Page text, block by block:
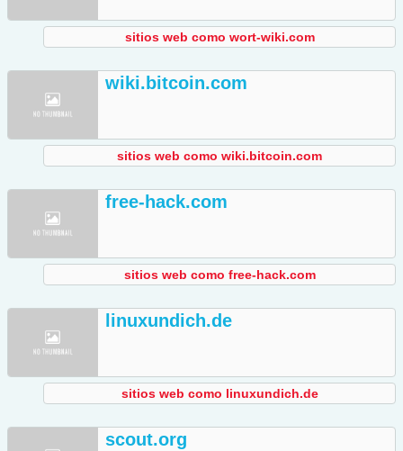
sitios web como wort-wiki.com
wiki.bitcoin.com
sitios web como wiki.bitcoin.com
free-hack.com
sitios web como free-hack.com
linuxundich.de
sitios web como linuxundich.de
scout.org